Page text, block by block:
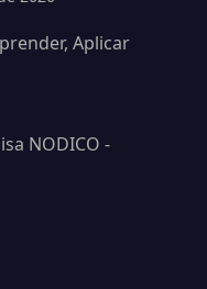
Aplicar
NODICO -